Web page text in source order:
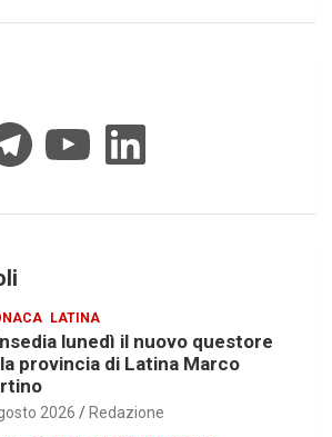
YouTube LinkedIn
LATINA
lunedì il nuovo questore
provincia di Latina Marco
2026 Redazione